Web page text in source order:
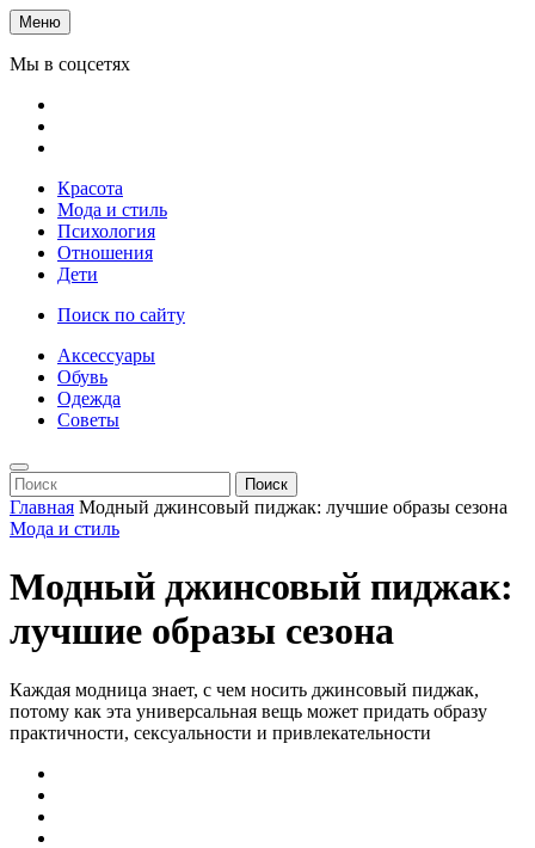
Меню
Мы в соцсетях
Красота
Мода и стиль
Психология
Отношения
Дети
Поиск по сайту
Аксессуары
Обувь
Одежда
Советы
Поиск
Главная Модный джинсовый пиджак: лучшие образы сезона
Мода и стиль
Модный джинсовый пиджак:
лучшие образы сезона
Каждая модница знает, с чем носить джинсовый пиджак,
потому как эта универсальная вещь может придать образу
практичности, сексуальности и привлекательности